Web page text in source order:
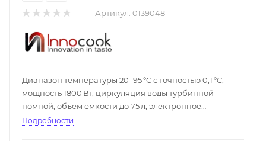
Артикул: 0139048
Диапазон температуры 20–95 °C с точностью 0,1 °C,
мощность 1800 Вт, циркуляция воды турбинной
помпой, объем емкости до 75 л, электронное
управление с цифровым дисплеем, три
Подробности